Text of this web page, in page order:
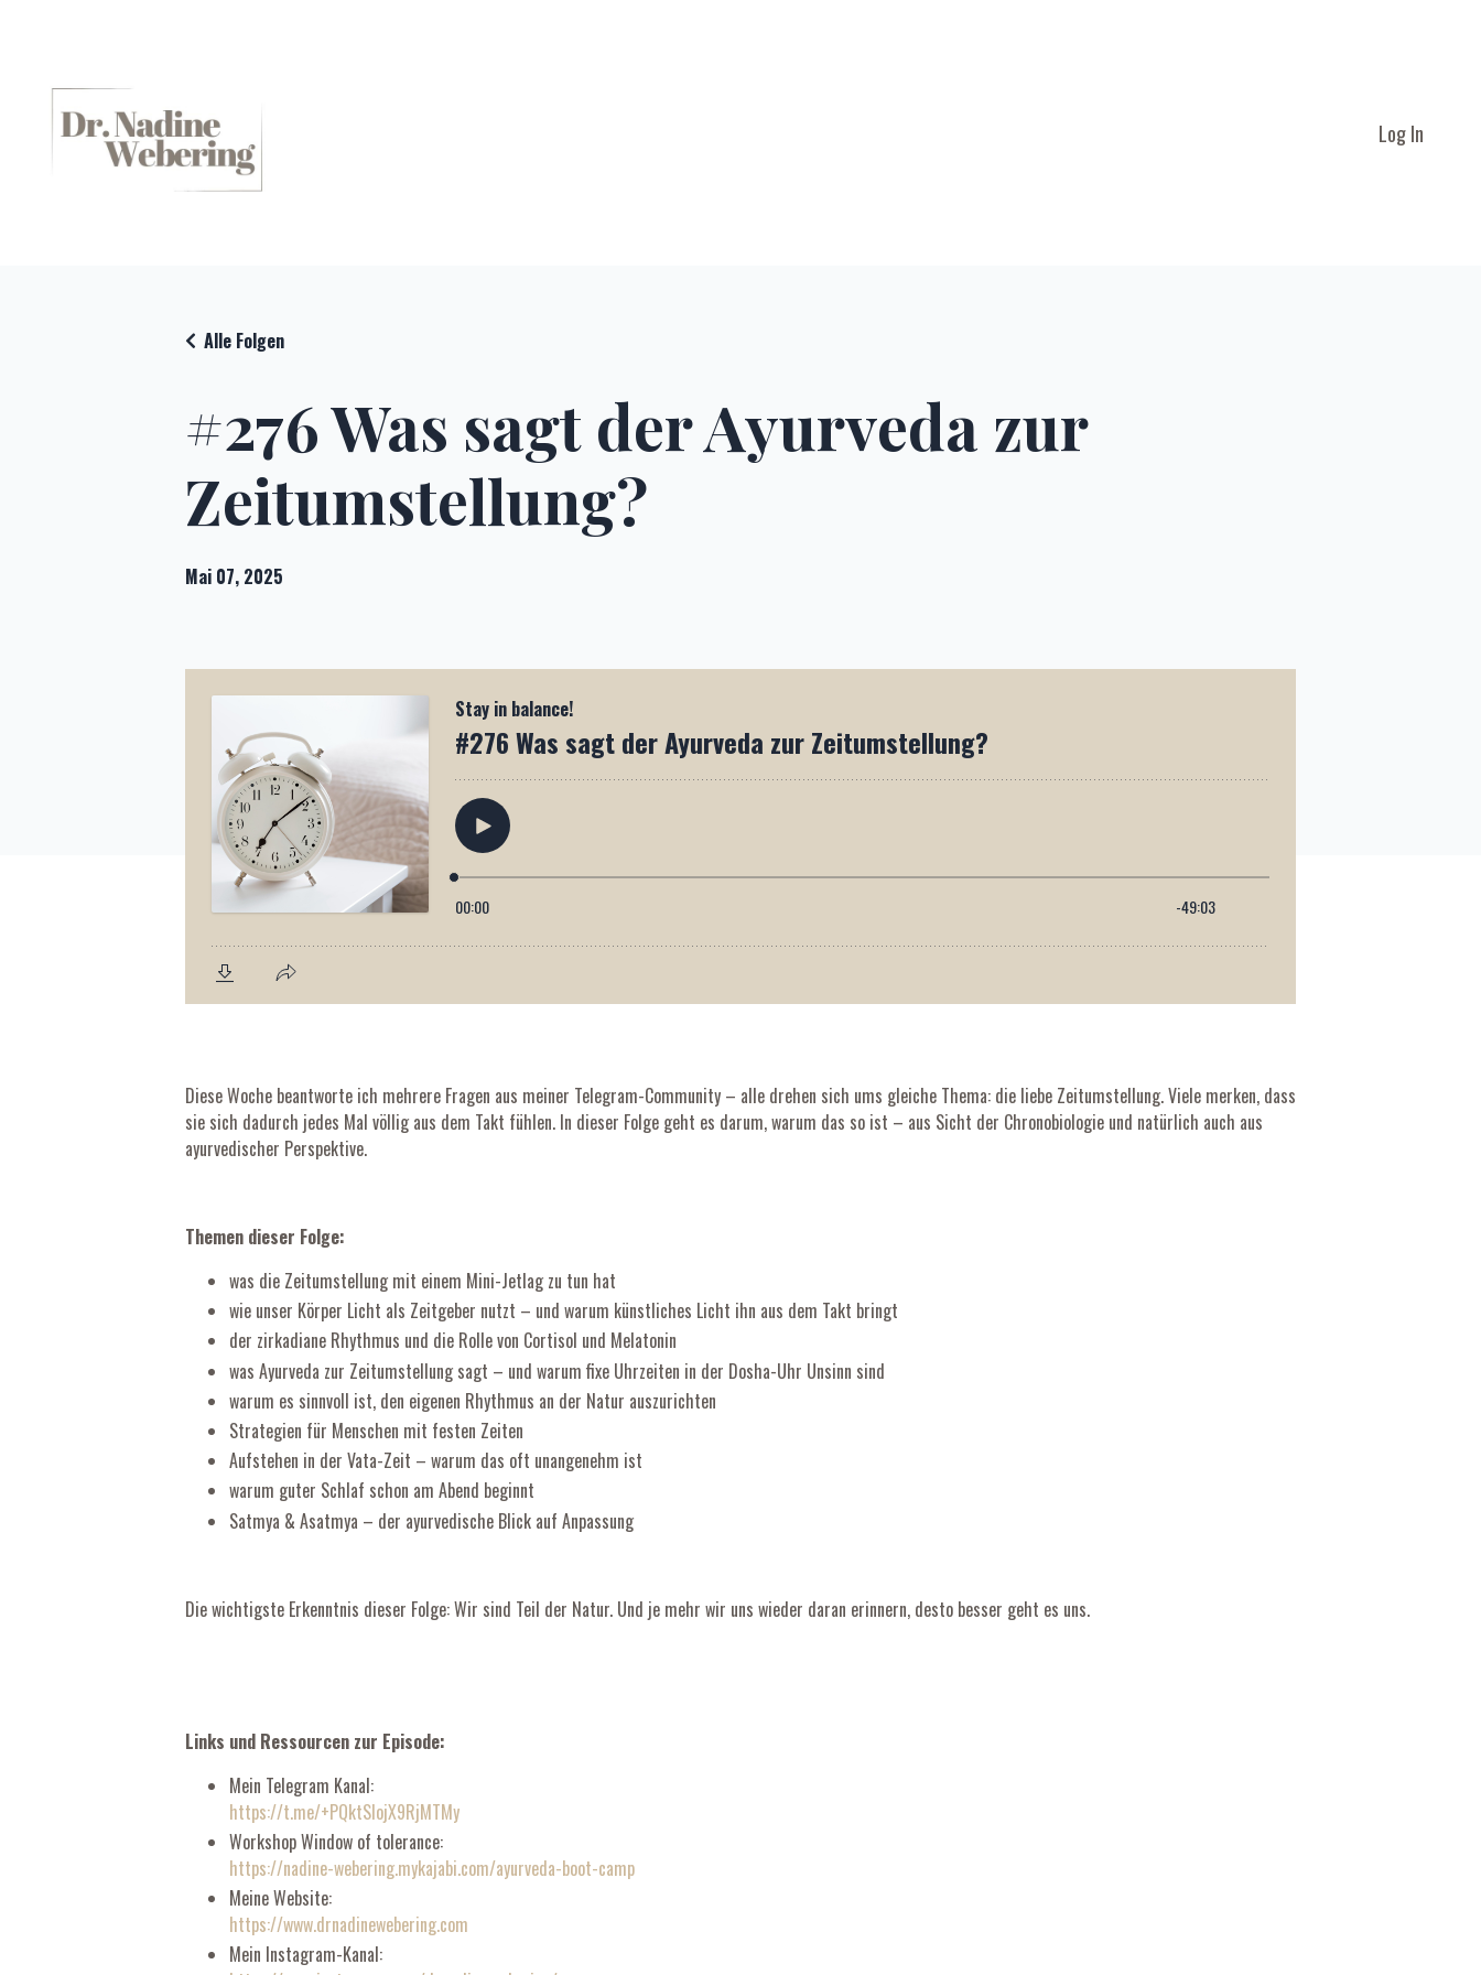
Log In
#276 Was sagt der Ayurveda zur
Zeitumstellung?
Alle Folgen
Mai 07, 2025
Diese Woche beantworte ich mehrere Fragen aus meiner Telegram-Community – alle drehen sich ums gleiche Thema: die liebe Zeitumstellung. Viele merken, dass
sie sich dadurch jedes Mal völlig aus dem Takt fühlen. In dieser Folge geht es darum, warum das so ist – aus Sicht der Chronobiologie und natürlich auch aus
ayurvedischer Perspektive.
Themen dieser Folge:
was die Zeitumstellung mit einem Mini-Jetlag zu tun hat
wie unser Körper Licht als Zeitgeber nutzt – und warum künstliches Licht ihn aus dem Takt bringt
der zirkadiane Rhythmus und die Rolle von Cortisol und Melatonin
was Ayurveda zur Zeitumstellung sagt – und warum fixe Uhrzeiten in der Dosha-Uhr Unsinn sind
warum es sinnvoll ist, den eigenen Rhythmus an der Natur auszurichten
Strategien für Menschen mit festen Zeiten
Aufstehen in der Vata-Zeit – warum das oft unangenehm ist
warum guter Schlaf schon am Abend beginnt
Satmya & Asatmya – der ayurvedische Blick auf Anpassung
Die wichtigste Erkenntnis dieser Folge: Wir sind Teil der Natur. Und je mehr wir uns wieder daran erinnern, desto besser geht es uns.
Links und Ressourcen zur Episode:
Mein Telegram Kanal:
https://t.me/+PQktSIojX9RjMTMy
Workshop Window of tolerance:
https://nadine-webering.mykajabi.com/ayurveda-boot-camp
Meine Website:
https://www.drnadinewebering.com
Mein Instagram-Kanal: